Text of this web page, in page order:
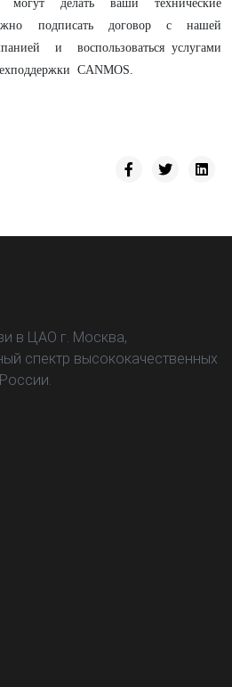
делать ваши технические
подписать договор с нашей
и воспользоваться услугами
CANMOS.
в ЦАО г. Москва,
спектр высококачественных